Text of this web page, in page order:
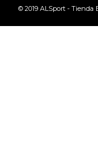
© 2019 ALSport - Tienda